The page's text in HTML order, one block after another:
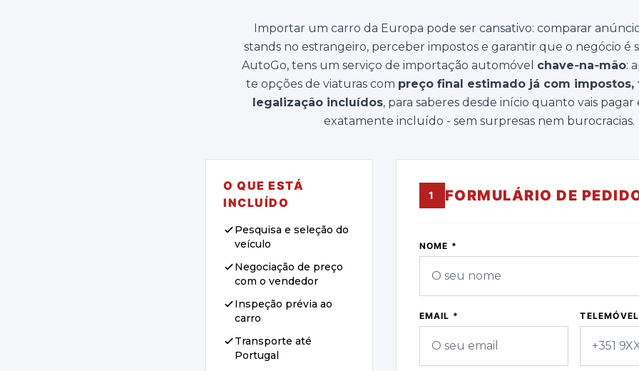
Importar um carro da Europa pode ser cansativo: comparar
stands no estrangeiro, perceber impostos e garantir que o negócio é
AutoGo, tens um serviço de importação automóvel chave‑na‑mão:
te opções de viaturas com preço final estimado já com impostos,
legalização incluídos, para saberes desde início quanto vais pagar
exatamente incluído - sem surpresas nem burocracias.
O QUE ESTÁ
INCLUÍDO
Pesquisa e seleção do
veículo
Negociação de preço
com o vendedor
Inspeção prévia ao
carro
Transporte até
Portugal
1 FORMULÁRIO DE
NOME *
EMAIL * TELEMÓVEL